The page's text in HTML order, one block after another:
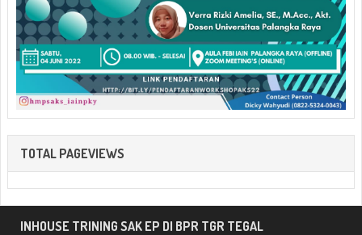
TOTAL PAGEVIEWS
INHOUSE TRINING SAK EP DI BPR TGR TEGAL